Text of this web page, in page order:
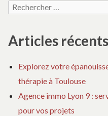
Recherche
Articles récents
Explorez votre
thérapie à Toulouse
Agence immo Lyon 9 :
pour vos projets